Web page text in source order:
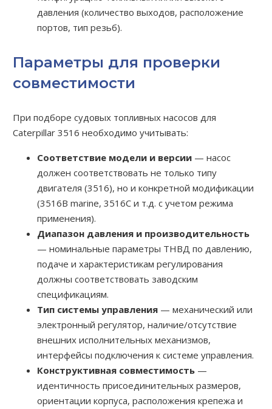
давления (количество выходов, расположение
портов, тип резьб).
Параметры для проверки
совместимости
При подборе судовых топливных насосов для
Caterpillar 3516 необходимо учитывать:
Соответствие модели и версии — насос
должен соответствовать не только типу
двигателя (3516), но и конкретной модификации
(3516B marine, 3516C и т.д. с учетом режима
применения).
Диапазон давления и производительность
— номинальные параметры ТНВД по давлению,
подаче и характеристикам регулирования
должны соответствовать заводским
спецификациям.
Тип системы управления — механический или
электронный регулятор, наличие/отсутствие
внешних исполнительных механизмов,
интерфейсы подключения к системе управления.
Конструктивная совместимость —
идентичность присоединительных размеров,
ориентации корпуса, расположения крепежа и